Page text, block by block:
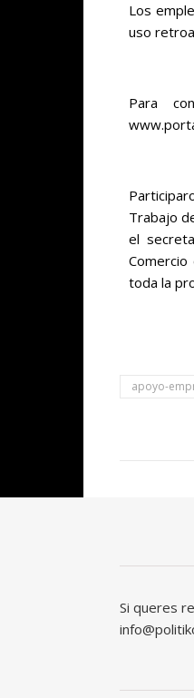
Los
uso
Para
Trabajo
el
toda la
apoyo-
Si queres